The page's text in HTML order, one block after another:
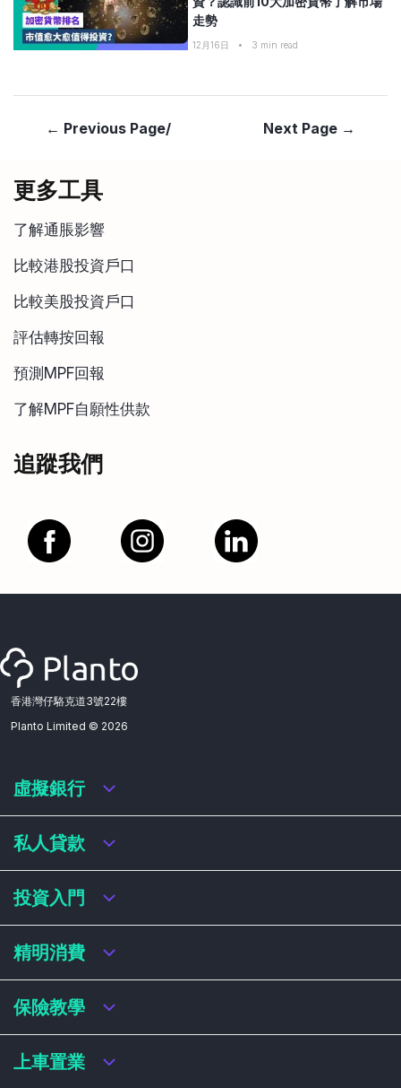
走勢
12月16日 • 3 min read
← Previous Page/ Next Page →
更多工具
了解通脹影響
比較港股投資戶口
比較美股投資戶口
評估轉按回報
預測MPF回報
了解MPF自願性供款
追蹤我們
香港灣仔駱克道3號22樓
Planto Limited © 2026
虛擬銀行
虛擬銀行迎新優惠
虛擬銀行存款利率比較
虛擬銀行銀扣賬卡 / 信用卡
虛擬銀行貸款
私人貸款
私人貸款年利率比較
網上即批貸款
結餘轉戶
稅務貸款
財務公司貸款
投資入門
港股戶口收費及迎新優惠
基金平台比較
買加密貨幣教學
精明消費
網購信用卡
飛行里數信用卡
學生信用卡
保險教學
買保險基本概念
上車置業